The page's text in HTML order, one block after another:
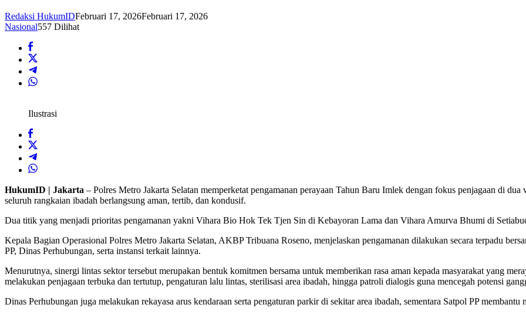
Redaksi HukumIDFebruari 17, 2026Februari 17, 2026
Nasional557 Dilihat
Ilustrasi
HukumID | Jakarta – Polres Metro Jakarta Selatan memperketat pengamanan perayaan Tahun Baru Imlek dengan fokus penjagaan di
seluruh rangkaian ibadah berlangsung aman, tertib, dan kondusif.
Dua titik yang menjadi prioritas pengamanan yakni Vihara Bio Hok Tek Tjen Sin di Kebayoran Lama dan Vihara Amurva Bhumi di
Kepala Bagian Operasional Polres Metro Jakarta Selatan, AKBP Tribuana Roseno, menjelaskan pengamanan dilakukan secara terpadu
PP, Dinas Perhubungan, serta instansi terkait lainnya.
Menurutnya, sinergi lintas sektor tersebut merupakan bentuk komitmen bersama untuk memberikan rasa aman kepada masyarakat yang
melakukan penjagaan terbuka dan tertutup, pengaturan lalu lintas, sterilisasi area ibadah, hingga patroli dialogis guna mencegah potensi
Dinas Perhubungan juga melakukan rekayasa arus kendaraan serta pengaturan parkir di sekitar area ibadah, sementara Satpol PP membantu